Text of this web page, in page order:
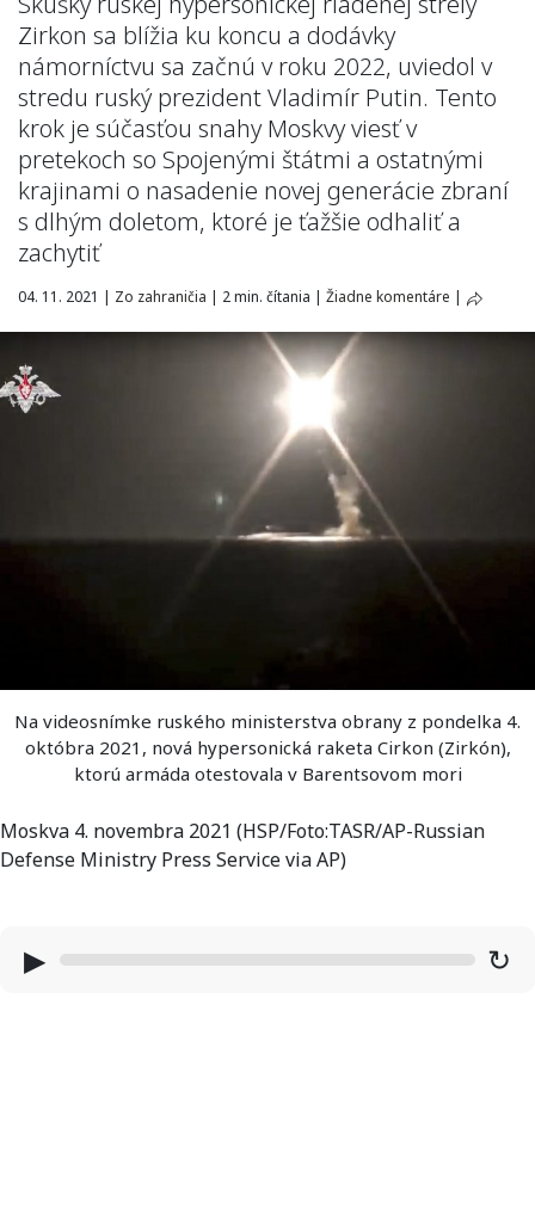
Zirkon sa blížia ku koncu a dodávky
námorníctvu sa začnú v roku 2022, uviedol v
stredu ruský prezident Vladimír Putin. Tento
krok je súčasťou snahy Moskvy viesť v
pretekoch so Spojenými štátmi a ostatnými
krajinami o nasadenie novej generácie zbraní
s dlhým doletom, ktoré je ťažšie odhaliť a
zachytiť
04. 11. 2021 | Zo zahraničia | 2 min. čítania | Žiadne komentáre |
Na videosnímke ruského ministerstva obrany z pondelka 4.
októbra 2021, nová hypersonická raketa Cirkon (Zirkón),
ktorú armáda otestovala v Barentsovom mori
Moskva 4. novembra 2021 (HSP/Foto:TASR/AP-Russian
Defense Ministry Press Service via AP)
▶ ↻